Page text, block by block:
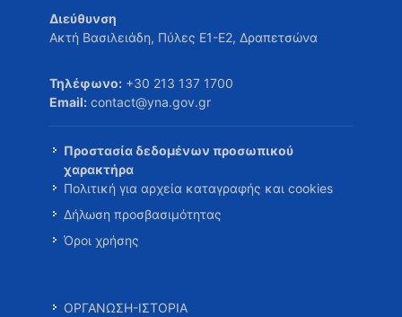
Διεύθυνση
Ακτή Βασιλειάδη, Πύλες Ε1-Ε2, Δραπετσώνα
Τηλέφωνο: +30 213 137 1700
Email: contact@yna.gov.gr
Προστασία δεδομένων προσωπικού
χαρακτήρα
Πολιτική για αρχεία καταγραφής και cookies
Δήλωση προσβασιμότητας
Όροι χρήσης
ΟΡΓΑΝΩΣΗ-ΙΣΤΟΡΙΑ